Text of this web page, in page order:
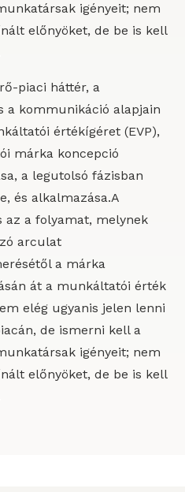
igényeit; nem
előnyöket, de be is kell
piaci háttér, a
a kommunikáció alapjain
értékígéret (EVP),
márka koncepció
a legutolsó fázisban
és alkalmazása.A
a folyamat, melynek
arculat
a márka
át a munkáltatói érték
elég ugyanis jelen lenni
de ismerni kell a
igényeit; nem
előnyöket, de be is kell